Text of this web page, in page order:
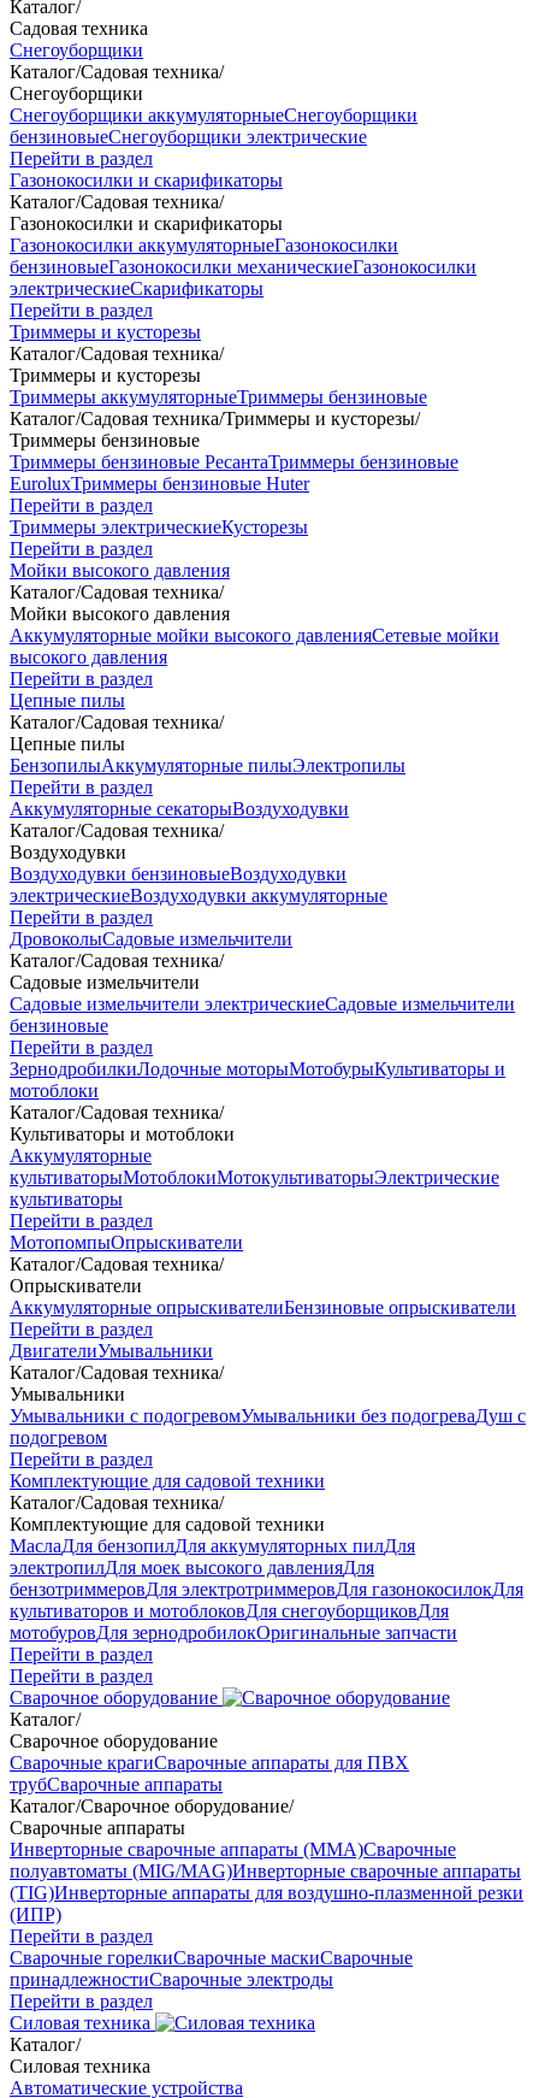
Каталог/
Садовая техника
Снегоуборщики
Каталог/Садовая техника/
Снегоуборщики
Снегоуборщики аккумуляторныеСнегоуборщики
бензиновыеСнегоуборщики электрические
Перейти в раздел
Газонокосилки и скарификаторы
Каталог/Садовая техника/
Газонокосилки и скарификаторы
Газонокосилки аккумуляторныеГазонокосилки
бензиновыеГазонокосилки механическиеГазонокосилки
электрическиеСкарификаторы
Перейти в раздел
Триммеры и кусторезы
Каталог/Садовая техника/
Триммеры и кусторезы
Триммеры аккумуляторныеТриммеры бензиновые
Каталог/Садовая техника/Триммеры и кусторезы/
Триммеры бензиновые
Триммеры бензиновые РесантаТриммеры бензиновые
EuroluxТриммеры бензиновые Huter
Перейти в раздел
Триммеры электрическиеКусторезы
Перейти в раздел
Мойки высокого давления
Каталог/Садовая техника/
Мойки высокого давления
Аккумуляторные мойки высокого давленияСетевые мойки
высокого давления
Перейти в раздел
Цепные пилы
Каталог/Садовая техника/
Цепные пилы
БензопилыАккумуляторные пилыЭлектропилы
Перейти в раздел
Аккумуляторные секаторыВоздуходувки
Каталог/Садовая техника/
Воздуходувки
Воздуходувки бензиновыеВоздуходувки
электрическиеВоздуходувки аккумуляторные
Перейти в раздел
ДровоколыСадовые измельчители
Каталог/Садовая техника/
Садовые измельчители
Садовые измельчители электрическиеСадовые измельчители
бензиновые
Перейти в раздел
ЗернодробилкиЛодочные моторыМотобурыКультиваторы и
мотоблоки
Каталог/Садовая техника/
Культиваторы и мотоблоки
Аккумуляторные
культиваторыМотоблокиМотокультиваторыЭлектрические
культиваторы
Перейти в раздел
МотопомпыОпрыскиватели
Каталог/Садовая техника/
Опрыскиватели
Аккумуляторные опрыскивателиБензиновые опрыскиватели
Перейти в раздел
ДвигателиУмывальники
Каталог/Садовая техника/
Умывальники
Умывальники с подогревомУмывальники без подогреваДуш с
подогревом
Перейти в раздел
Комплектующие для садовой техники
Каталог/Садовая техника/
Комплектующие для садовой техники
МаслаДля бензопилДля аккумуляторных пилДля
электропилДля моек высокого давленияДля
бензотриммеровДля электротриммеровДля газонокосилокДля
культиваторов и мотоблоковДля снегоуборщиковДля
мотобуровДля зернодробилокОригинальные запчасти
Перейти в раздел
Перейти в раздел
Сварочное оборудование
Каталог/
Сварочное оборудование
Сварочные крагиСварочные аппараты для ПВХ
трубСварочные аппараты
Каталог/Сварочное оборудование/
Сварочные аппараты
Инверторные сварочные аппараты (ММА)Сварочные
полуавтоматы (MIG/MAG)Инверторные сварочные аппараты
(TIG)Инверторные аппараты для воздушно-плазменной резки
(ИПР)
Перейти в раздел
Сварочные горелкиСварочные маскиСварочные
принадлежностиСварочные электроды
Перейти в раздел
Силовая техника
Каталог/
Силовая техника
Автоматические устройства